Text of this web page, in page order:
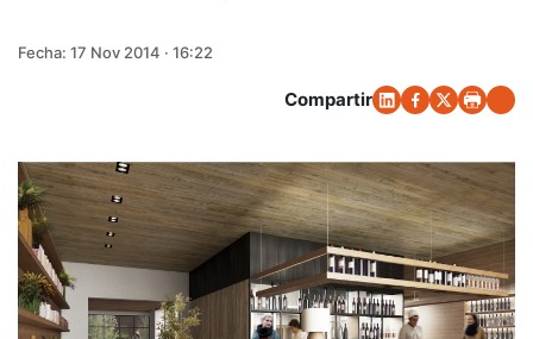
Fecha: 17 Nov 2014 · 16:22
Compartir